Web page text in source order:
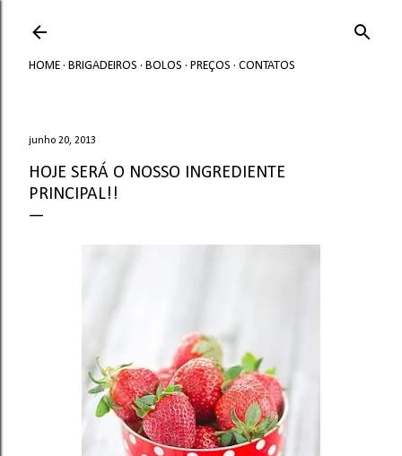
HOME BRIGADEIROS BOLOS PREÇOS CONTATOS
junho 20, 2013
HOJE SERÁ O NOSSO INGREDIENTE
PRINCIPAL!!